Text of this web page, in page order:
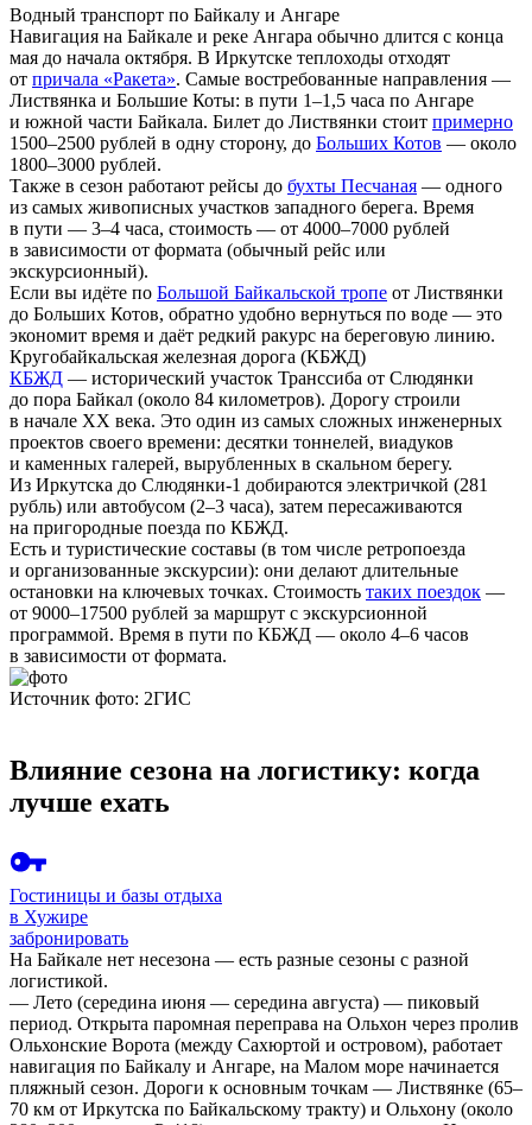
Водный транспорт по Байкалу и Ангаре
Навигация на Байкале и реке Ангара обычно длится с конца
мая до начала октября. В Иркутске теплоходы отходят
от причала «Ракета». Самые востребованные направления —
Листвянка и Большие Коты: в пути 1–1,5 часа по Ангаре
и южной части Байкала. Билет до Листвянки стоит примерно
1500–2500 рублей в одну сторону, до Больших Котов — около
1800–3000 рублей.
Также в сезон работают рейсы до бухты Песчаная — одного
из самых живописных участков западного берега. Время
в пути — 3–4 часа, стоимость — от 4000–7000 рублей
в зависимости от формата (обычный рейс или
экскурсионный).
Если вы идёте по Большой Байкальской тропе от Листвянки
до Больших Котов, обратно удобно вернуться по воде — это
экономит время и даёт редкий ракурс на береговую линию.
Кругобайкальская железная дорога (КБЖД)
КБЖД — исторический участок Транссиба от Слюдянки
до пора Байкал (около 84 километров). Дорогу строили
в начале XX века. Это один из самых сложных инженерных
проектов своего времени: десятки тоннелей, виадуков
и каменных галерей, вырубленных в скальном берегу.
Из Иркутска до Слюдянки-1 добираются электричкой (281
рубль) или автобусом (2–3 часа), затем пересаживаются
на пригородные поезда по КБЖД.
Есть и туристические составы (в том числе ретропоезда
и организованные экскурсии): они делают длительные
остановки на ключевых точках. Стоимость таких поездок —
от 9000–17500 рублей за маршрут с экскурсионной
программой. Время в пути по КБЖД — около 4–6 часов
в зависимости от формата.
Источник фото: 2ГИС
Влияние сезона на логистику: когда
лучше ехать
Гостиницы и базы отдыха
в Хужире
забронировать
На Байкале нет несезона — есть разные сезоны с разной
логистикой.
— Лето (середина июня — середина августа) — пиковый
период. Открыта паромная переправа на Ольхон через пролив
Ольхонские Ворота (между Сахюртой и островом), работает
навигация по Байкалу и Ангаре, на Малом море начинается
пляжный сезон. Дороги к основным точкам — Листвянке (65–
70 км от Иркутска по Байкальскому тракту) и Ольхону (около